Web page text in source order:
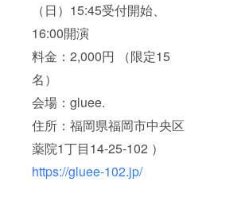
（日）15:45受付開始、
16:00開演
料金：2,000円 （限定15
名）
会場：gluee.
住所：福岡県福岡市中央区
薬院1丁目14-25-102 ）
https://gluee-102.jp/